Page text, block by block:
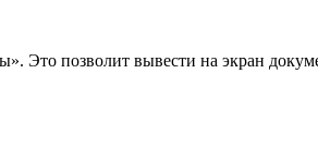
Это позволит вывести на экран